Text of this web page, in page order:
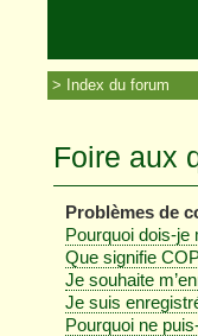
Index du forum
Foire aux
Problèmes de
Pourquoi dois-je
Que signifie
Je souhaite
Je suis
Pourquoi ne